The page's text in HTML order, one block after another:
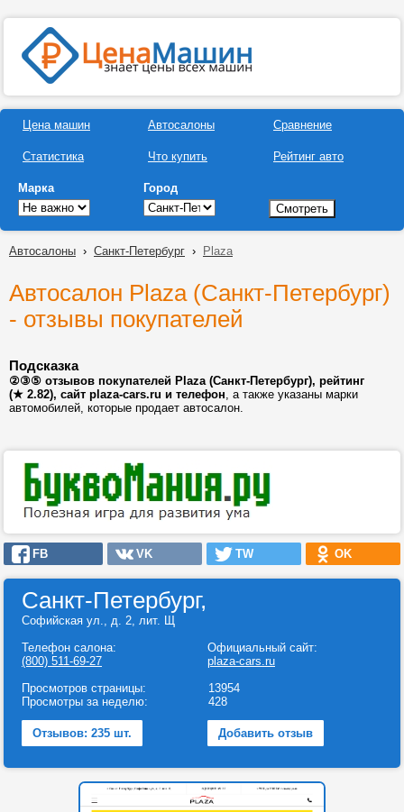
Цена машин
Статистика
Автосалоны
Что купить
Сравнение
Рейтинг авто
Марка Город
Автосалоны › Санкт-Петербург › Plaza
Автосалон Plaza (Санкт-Петербург)
- отзывы покупателей
Подсказка
②③⑤ отзывов покупателей Plaza (Санкт-Петербург), рейтинг
(★ 2.82), сайт plaza-cars.ru и телефон, а также указаны марки
автомобилей, которые продает автосалон.
FB VK TW OK
Санкт-Петербург,
Софийская ул., д. 2, лит. Щ
Телефон салона:
(800) 511-69-27
Официальный сайт:
plaza-cars.ru
Просмотров страницы:
Просмотры за неделю:
13954
428
Отзывов: 235 шт. Добавить отзыв